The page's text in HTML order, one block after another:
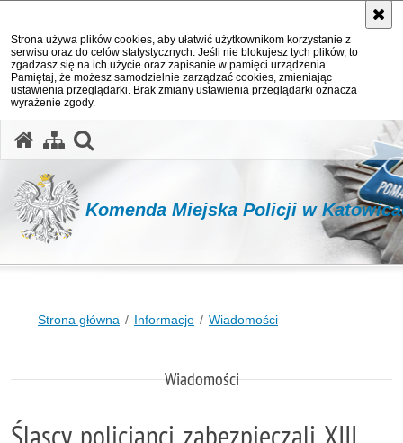
Strona używa plików cookies, aby ułatwić użytkownikom korzystanie z
serwisu oraz do celów statystycznych. Jeśli nie blokujesz tych plików, to
zgadzasz się na ich użycie oraz zapisanie w pamięci urządzenia.
Pamiętaj, że możesz samodzielnie zarządzać cookies, zmieniając
ustawienia przeglądarki. Brak zmiany ustawienia przeglądarki oznacza
wyrażenie zgody.
Komenda Miejska Policji w
Strona główna Informacje Wiadomości
Wiadomości
Śląscy policjanci zabezpieczali XIII